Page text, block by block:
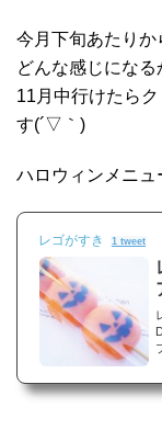
今月下旬あたり
どんな感じになる
11月中行けたら
す(´▽｀)
ハロウィンメニュ
レゴがすき 1 tweet